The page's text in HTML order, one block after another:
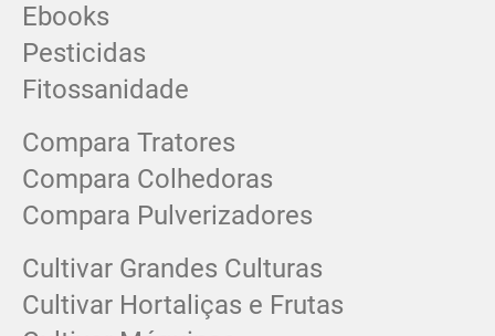
Ebooks
Pesticidas
Fitossanidade
Compara Tratores
Compara Colhedoras
Compara Pulverizadores
Cultivar Grandes Culturas
Cultivar Hortaliças e Frutas